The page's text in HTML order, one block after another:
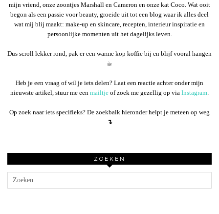
mijn vriend, onze zoontjes Marshall en Cameron en onze kat Coco. Wat ooit
begon als een passie voor beauty, groeide uit tot een blog waar ik alles deel
wat mij blij maakt: make-up en skincare, recepten, interieur inspiratie en
persoonlijke momenten uit het dagelijks leven.
Dus scroll lekker rond, pak er een warme kop koffie bij en blijf vooral hangen
☕︎
Heb je een vraag of wil je iets delen? Laat een reactie achter onder mijn
nieuwste artikel, stuur me een mailtje of zoek me gezellig op via Instagram
Op zoek naar iets specifieks? De zoekbalk hieronder helpt je meteen op weg
↴
ZOEKEN